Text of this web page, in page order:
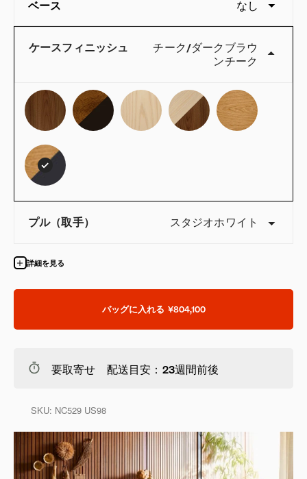
QuickShip：国内在庫品
ベース なし
ケースフィニッシュ チーク/ダークブラウ
ンチーク
プル（取手） スタジオホワイト
詳細を見る
バッグに入れる ¥804,100
要取寄せ 配送目安：23週間前後
SKU: NC529 US98